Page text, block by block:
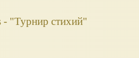
- "Турнир стихий"